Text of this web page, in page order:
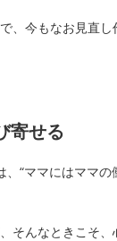
、今もなお見直
寄せる
“ママにはママ
んなときこそ、